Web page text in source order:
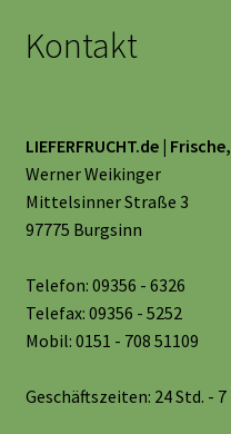
Kontakt
LIEFERFRUCHT.de |
Werner Weikinger
Mittelsinner Straße 3
97775 Burgsinn
Telefon: 09356 - 6326
Telefax: 09356 - 5252
Mobil: 0151 - 708 51109
Geschäftszeiten: 24 Std. - 7